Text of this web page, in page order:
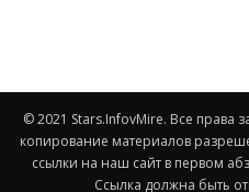
© 2021 Stars.InfovMire. Все
копирование материалов
ссылки на наш сайт в первом
Ссылка должна быть